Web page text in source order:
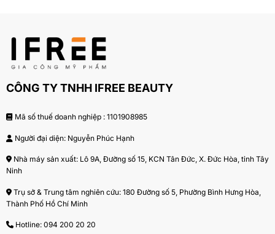
CÔNG TY TNHH IFREE BEAUTY
Mã số thuế doanh nghiệp : 1101908985
Người đại diện: Nguyễn Phúc Hạnh
Nhà máy sản xuất: Lô 9A, Đường số 15, KCN Tân Đức, X. Đức Hòa, tỉnh Tây
Ninh
Trụ sở & Trung tâm nghiên cứu: 180 Đường số 5, Phường Bình Hưng Hòa,
Thành Phố Hồ Chí Minh
Hotline: 094 200 20 20